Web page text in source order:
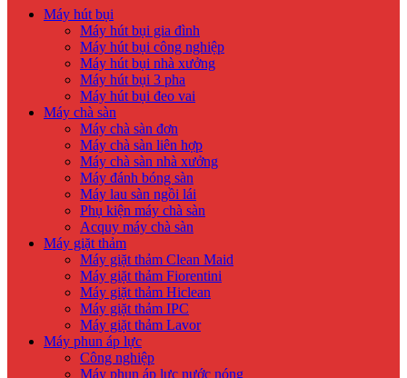
Máy hút bụi
Máy hút bụi gia đình
Máy hút bụi công nghiệp
Máy hút bụi nhà xưởng
Máy hút bụi 3 pha
Máy hút bụi đeo vai
Máy chà sàn
Máy chà sàn đơn
Máy chà sàn liên hợp
Máy chà sàn nhà xưởng
Máy đánh bóng sàn
Máy lau sàn ngồi lái
Phụ kiện máy chà sàn
Acquy máy chà sàn
Máy giặt thảm
Máy giặt thảm Clean Maid
Máy giặt thảm Fiorentini
Máy giặt thảm Hiclean
Máy giặt thảm IPC
Máy giặt thảm Lavor
Máy phun áp lực
Công nghiệp
Máy phun áp lực nước nóng